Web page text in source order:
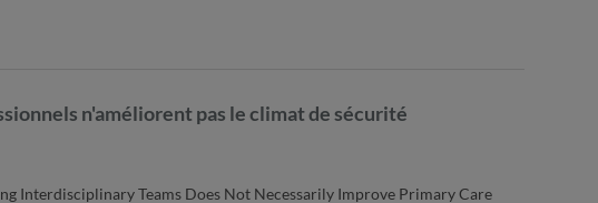
n'améliorent pas le climat de sécurité
Interdisciplinary Teams Does Not Necessarily Improve Primary Care